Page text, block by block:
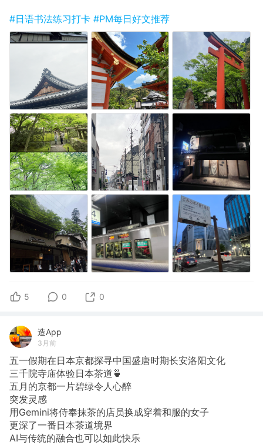
#日语书法练习打卡 #PM每日好文推荐
5 0 0
造App
3月前
五一假期在日本京都探寻中国盛唐时期长安洛阳文化
三千院寺庙体验日本茶道🍵
五月的京都一片碧绿令人心醉
突发灵感
用Gemini将侍奉抹茶的店员换成穿着和服的女子
更深了一番日本茶道境界
AI与传统的融合也可以如此快乐